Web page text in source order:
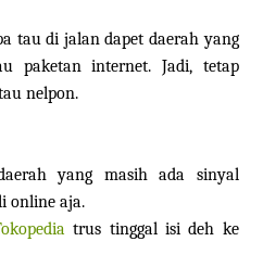
tau di jalan dapet daerah yang
paketan internet. Jadi, tetap
nelpon.
yang masih ada sinyal
online aja.
trus tinggal isi deh ke